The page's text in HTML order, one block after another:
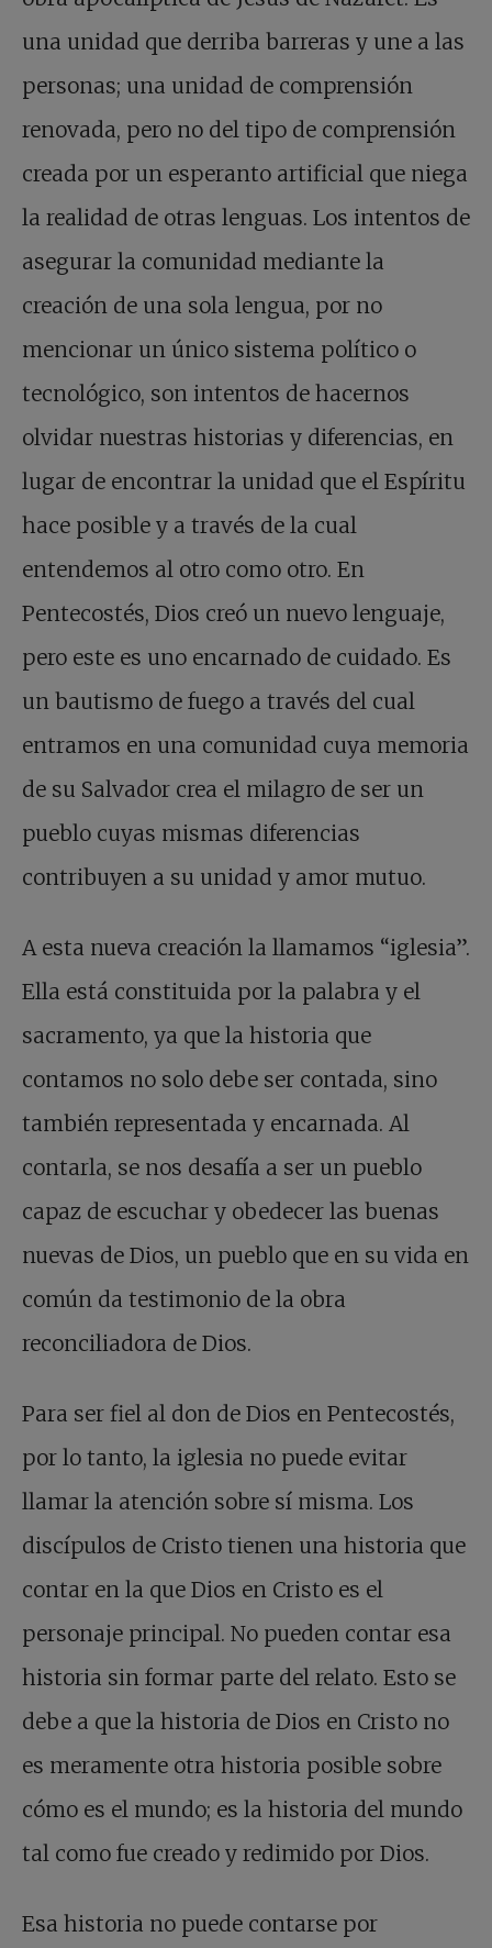
una unidad que derriba barreras y une a las
personas; una unidad de comprensión
renovada, pero no del tipo de comprensión
creada por un esperanto artificial que niega
la realidad de otras lenguas. Los intentos de
asegurar la comunidad mediante la
creación de una sola lengua, por no
mencionar un único sistema político o
tecnológico, son intentos de hacernos
olvidar nuestras historias y diferencias, en
lugar de encontrar la unidad que el Espíritu
hace posible y a través de la cual
entendemos al otro como otro. En
Pentecostés, Dios creó un nuevo lenguaje,
pero este es uno encarnado de cuidado. Es
un bautismo de fuego a través del cual
entramos en una comunidad cuya memoria
de su Salvador crea el milagro de ser un
pueblo cuyas mismas diferencias
contribuyen a su unidad y amor mutuo.
A esta nueva creación la llamamos “iglesia”.
Ella está constituida por la palabra y el
sacramento, ya que la historia que
contamos no solo debe ser contada, sino
también representada y encarnada. Al
contarla, se nos desafía a ser un pueblo
capaz de escuchar y obedecer las buenas
nuevas de Dios, un pueblo que en su vida en
común da testimonio de la obra
reconciliadora de Dios.
Para ser fiel al don de Dios en Pentecostés,
por lo tanto, la iglesia no puede evitar
llamar la atención sobre sí misma. Los
discípulos de Cristo tienen una historia que
contar en la que Dios en Cristo es el
personaje principal. No pueden contar esa
historia sin formar parte del relato. Esto se
debe a que la historia de Dios en Cristo no
es meramente otra historia posible sobre
cómo es el mundo; es la historia del mundo
tal como fue creado y redimido por Dios.
Esa historia no puede contarse por